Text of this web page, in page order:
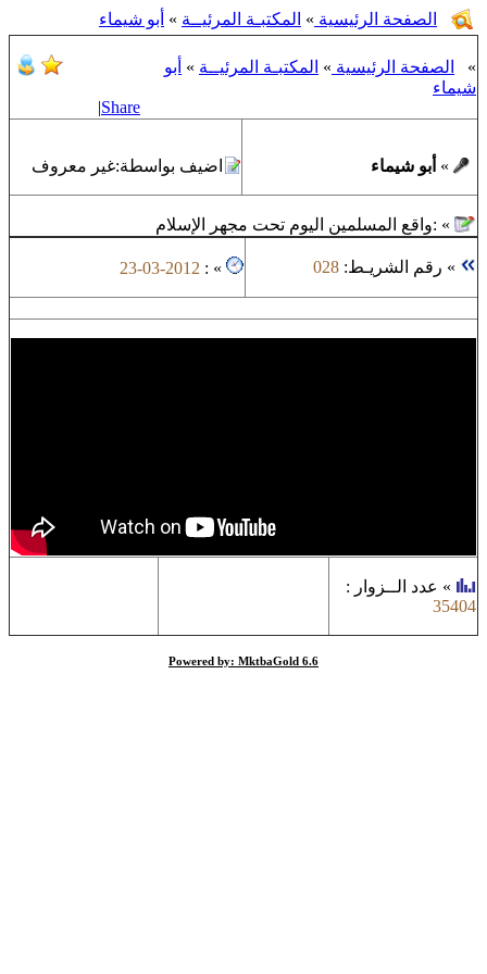
الصفحة الرئيسية » المكتبـة المرئيــة » أبو شيماء
» الصفحة الرئيسية » المكتبـة المرئيــة » أبو
شيماء
Share
|
» أبو شيماء اضيف بواسطة:غير معروف
»
:واقع المسلمين اليوم تحت مجهر الإسلام
» رقم الشريـط: 028
»
:
23-03-2012
» عدد الــزوار :
35404
Powered by: MktbaGold 6.6